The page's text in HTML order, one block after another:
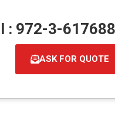
: 972-3-
ASK FOR QUOTE